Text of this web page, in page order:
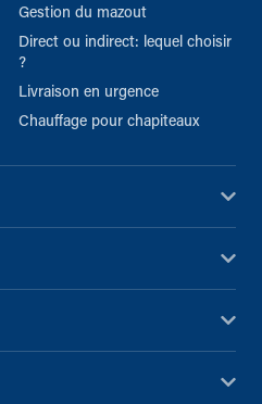
Gestion du mazout
Direct ou indirect: lequel choisir
?
Livraison en urgence
Chauffage pour chapiteaux